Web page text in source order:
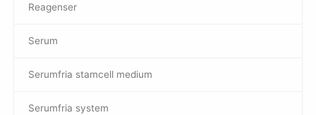
Reagenser
Serum
Serumfria stamcell medium
Serumfria system